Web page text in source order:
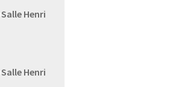
Salle Henri
Salle Henri